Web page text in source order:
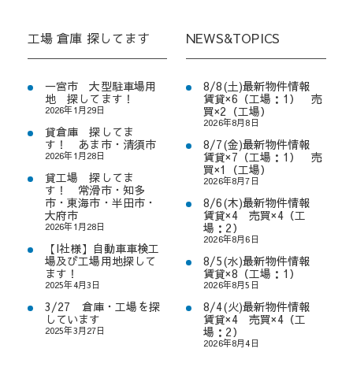
工場 倉庫 探してます
一宮市 大型駐車場用
地 探してます！
2026年1月29日
貸倉庫 探してま
す！ あま市・清須市
2026年1月28日
貸工場 探してま
す！ 常滑市・知多
市・東海市・半田市・
大府市
2026年1月28日
【I社様】自動車車検工
場及び工場用地探して
ます！
2025年4月3日
3/27 倉庫・工場を探
しています
2025年3月27日
NEWS&TOPICS
8/8(土)最新物件情報
賃貸×6（工場：1） 売
買×2（工場）
2026年8月8日
8/7(金)最新物件情報
賃貸×7（工場：1） 売
買×1（工場）
2026年8月7日
8/6(木)最新物件情報
賃貸×4 売買×4（工
場：2）
2026年8月6日
8/5(水)最新物件情報
賃貸×8（工場：1）
2026年8月5日
8/4(火)最新物件情報
賃貸×4 売買×4（工
場：2）
2026年8月4日